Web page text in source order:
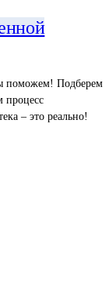
поможем! Подберем
процесс
– это реально!